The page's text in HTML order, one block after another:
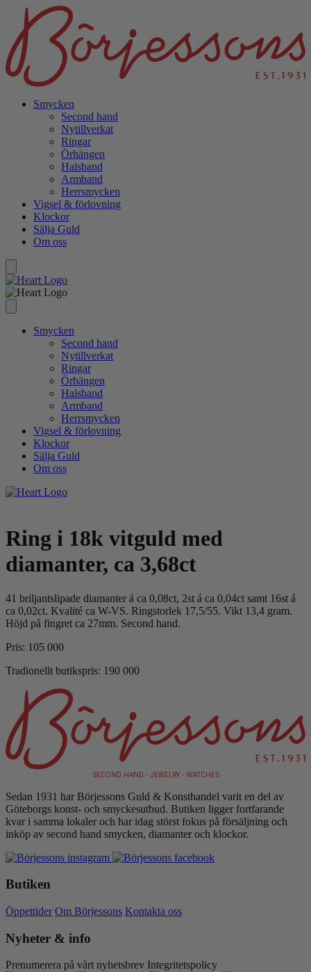
Smycken
Second hand
Nytillverkat
Ringar
Örhängen
Halsband
Armband
Herrsmycken
Vigsel & förlovning
Klockor
Sälja Guld
Om oss
Smycken
Second hand
Nytillverkat
Ringar
Örhängen
Halsband
Armband
Herrsmycken
Vigsel & förlovning
Klockor
Sälja Guld
Om oss
Ring i 18k vitguld med
diamanter, ca 3,68ct
41 briljantslipade diamanter á ca 0,08ct, 2st á ca 0,04ct samt 16st á
ca 0,02ct. Kvalité ca W-VS. Ringstorlek 17,5/55. Vikt 13,4 gram.
Höjd på fingret ca 27mm. Second hand.
Pris: 105 000
Tradionellt butikspris: 190 000
SECOND HAND - JEWELRY - WATCHES
Sedan 1931 har Börjessons Guld & Konsthandel varit en del av
Göteborgs konst- och smyckesutbud. Butiken ligger fortfarande
kvar i samma lokaler och har idag störst fokus på försäljning och
inköp av second hand smycken, diamanter och klockor.
Butiken
Öppettider Om Börjessons Kontakta oss
Nyheter & info
Prenumerera på vårt nyhetsbrev Integritetspolicy